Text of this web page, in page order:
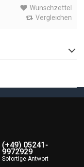
Wunschzettel
Vergleichen
(+49) 05241-
9972929
Sofortige Antwort